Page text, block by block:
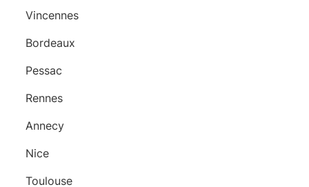
Vincennes
Bordeaux
Pessac
Rennes
Annecy
Nice
Toulouse